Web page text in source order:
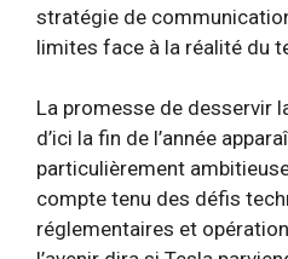
stratégie de
limites face à la réalité du
La promesse de desservir
d’ici la fin de l’année
particulièrement
compte tenu des défis
réglementaires et